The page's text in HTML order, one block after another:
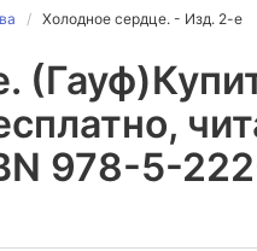
Холодное сердце. - Изд. 2-е
(Гауф)
978-5-